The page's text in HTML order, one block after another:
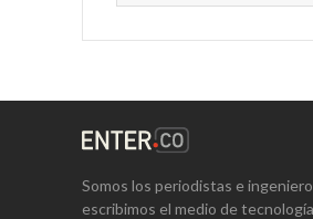
Somos los periodistas e
escribimos el medio de